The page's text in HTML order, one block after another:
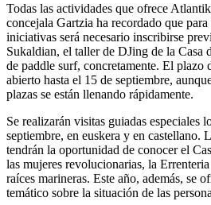
Todas las actividades que ofrece
concejala Gartzia ha recordado que
iniciativas será necesario inscribirse
Sukaldian, el taller de DJing de la Casa
de paddle surf, concretamente. El plazo
abierto hasta el 15 de septiembre,
plazas se están llenando rápidamente.
Se realizarán visitas guiadas especiales
septiembre, en euskera y en castellano.
tendrán la oportunidad de conocer el
las mujeres revolucionarias, la
raíces marineras. Este año, además, se
temático sobre la situación de las